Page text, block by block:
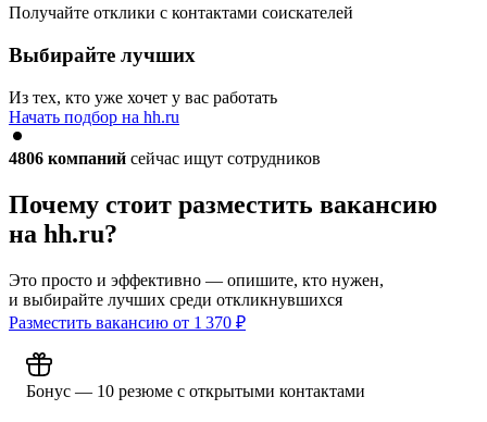
Получайте отклики с контактами соискателей
Выбирайте лучших
Из тех, кто уже хочет у вас работать
Начать подбор на hh.ru
4806 компаний сейчас ищут сотрудников
Почему стоит разместить вакансию
на hh.ru?
Это просто и эффективно — опишите, кто нужен,
и выбирайте лучших среди откликнувшихся
Разместить вакансию от 1 370 ₽
Бонус — 10 резюме с открытыми контактами